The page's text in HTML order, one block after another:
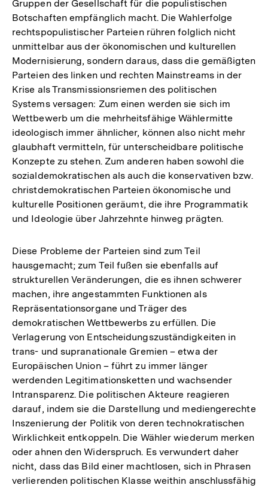
Gruppen der Gesellschaft für die populistischen
Botschaften empfänglich macht. Die Wahlerfolge
rechtspopulistischer Parteien rühren folglich nicht
unmittelbar aus der ökonomischen und kulturellen
Modernisierung, sondern daraus, dass die gemäßigten
Parteien des linken und rechten Mainstreams in der
Krise als Transmissionsriemen des politischen
Systems versagen: Zum einen werden sie sich im
Wettbewerb um die mehrheitsfähige Wählermitte
ideologisch immer ähnlicher, können also nicht mehr
glaubhaft vermitteln, für unterscheidbare politische
Konzepte zu stehen. Zum anderen haben sowohl die
sozialdemokratischen als auch die konservativen bzw.
christdemokratischen Parteien ökonomische und
kulturelle Positionen geräumt, die ihre Programmatik
und Ideologie über Jahrzehnte hinweg prägten.
Diese Probleme der Parteien sind zum Teil
hausgemacht; zum Teil fußen sie ebenfalls auf
strukturellen Veränderungen, die es ihnen schwerer
machen, ihre angestammten Funktionen als
Repräsentationsorgane und Träger des
demokratischen Wettbewerbs zu erfüllen. Die
Verlagerung von Entscheidungszuständigkeiten in
trans- und supranationale Gremien – etwa der
Europäischen Union – führt zu immer länger
werdenden Legitimationsketten und wachsender
Intransparenz. Die politischen Akteure reagieren
darauf, indem sie die Darstellung und mediengerechte
Inszenierung der Politik von deren technokratischen
Wirklichkeit entkoppeln. Die Wähler wiederum merken
oder ahnen den Widerspruch. Es verwundert daher
nicht, dass das Bild einer machtlosen, sich in Phrasen
verlierenden politischen Klasse weithin anschlussfähig